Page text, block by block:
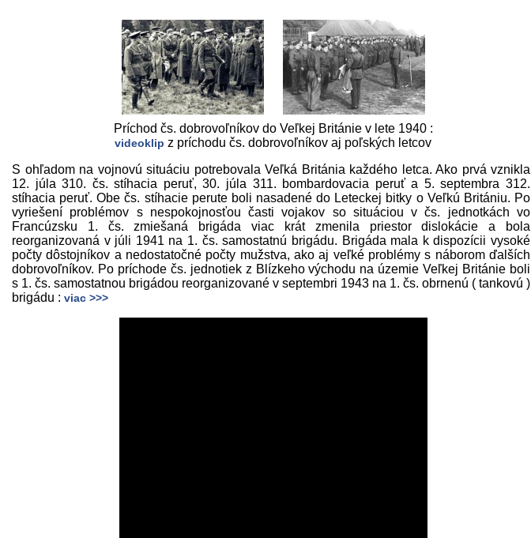
Príchod čs. dobrovoľníkov do Veľkej Británie v lete 1940 :
videoklip z príchodu čs. dobrovoľníkov aj poľských letcov
S ohľadom na vojnovú situáciu potrebovala Veľká Británia každého letca. Ako prvá vznikla
12. júla 310. čs. stíhacia peruť, 30. júla 311. bombardovacia peruť a 5. septembra 312.
stíhacia peruť. Obe čs. stíhacie perute boli nasadené do Leteckej bitky o Veľkú Britániu. Po
vyriešení problémov s nespokojnosťou časti vojakov so situáciou v čs. jednotkách vo
Francúzsku 1. čs. zmiešaná brigáda viac krát zmenila priestor dislokácie a bola
reorganizovaná v júli 1941 na 1. čs. samostatnú brigádu. Brigáda mala k dispozícii vysoké
počty dôstojníkov a nedostatočné počty mužstva, ako aj veľké problémy s náborom ďalších
dobrovoľníkov. Po príchode čs. jednotiek z Blízkeho východu na územie Veľkej Británie boli
s 1. čs. samostatnou brigádou reorganizované v septembri 1943 na 1. čs. obrnenú ( tankovú )
brigádu : viac >>>